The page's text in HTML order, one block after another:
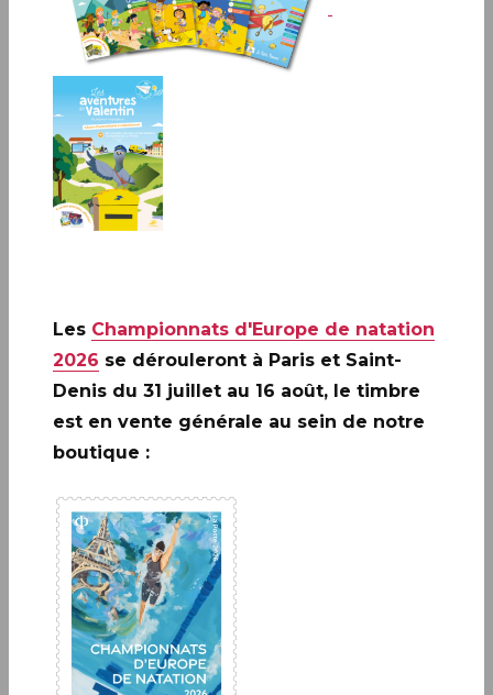
PARIS (75)
Infos complémentaires :
philatélique seront vendus en avant-première les
vendredi 28 et samedi 29 août 2026 à :
Carré d’Encre, de 10h à 19h, 13 bis rue des Mathurins, 75009
A ne pas rater: 20 ANS DE LA
CRÉATION DE PHILAPOSTE
2006 - 2026 / BLOC
EN SAVOIR PLUS
Les Championnats d'Europe de natation
2026 se dérouleront à Paris et Saint-
Denis du 31 juillet au 16 août, le timbre
est en vente générale au sein de notre
boutique :